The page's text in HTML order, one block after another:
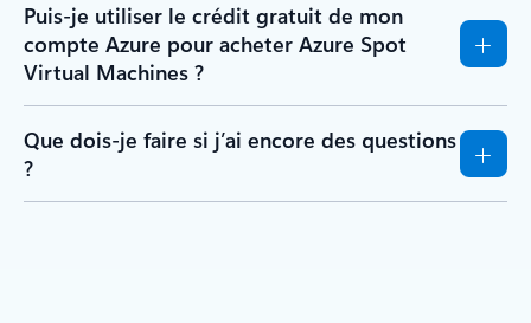
Puis-je utiliser le crédit gratuit de mon
compte Azure pour acheter Azure Spot
Virtual Machines ?
Que dois-je faire si j’ai encore des questions
?